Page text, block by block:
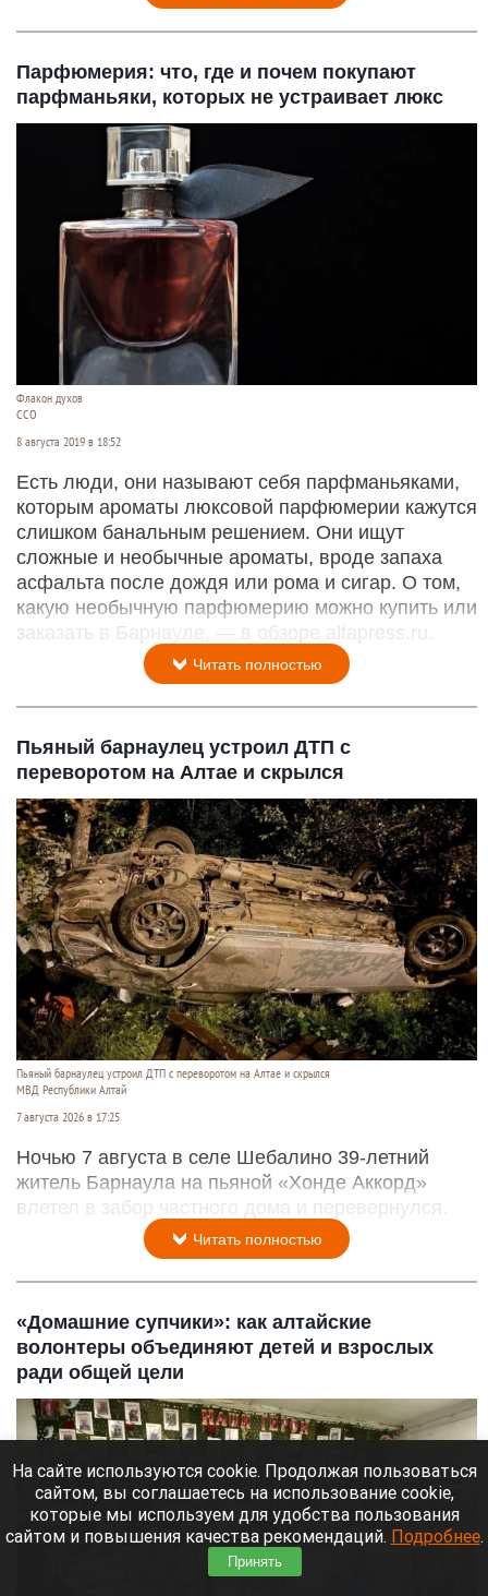
Парфюмерия: что, где и почем покупают
парфманьяки, которых не устраивает люкс
Флакон духов
ССО
8 августа 2019 в 18:52
Есть люди, они называют себя парфманьяками,
которым ароматы люксовой парфюмерии кажутся
слишком банальным решением. Они ищут
сложные и необычные ароматы, вроде запаха
асфальта после дождя или рома и сигар. О том,
какую необычную парфюмерию можно купить или
заказать в Барнауле, — в обзоре altapress.ru.
Читать полностью
Пьяный барнаулец устроил ДТП с
переворотом на Алтае и скрылся
Пьяный барнаулец устроил ДТП с переворотом на Алтае и скрылся
МВД Республики Алтай
7 августа 2026 в 17:25
Ночью 7 августа в селе Шебалино 39-летний
житель Барнаула на пьяной «Хонде Аккорд»
влетел в забор частного дома и перевернулся.
Читать полностью
«Домашние супчики»: как алтайские
волонтеры объединяют детей и взрослых
ради общей цели
На сайте используются cookie. Продолжая пользоваться
сайтом, вы соглашаетесь на использование cookie,
которые мы используем для удобства пользования
сайтом и повышения качества рекомендаций. Подробнее.
Принять